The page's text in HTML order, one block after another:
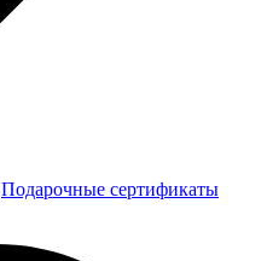
Подарочные сертификаты